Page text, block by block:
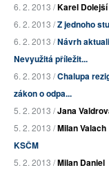
6. 2. 2013 /Karel Dolejší
6. 2. 2013 /Z jednoho
6. 2. 2013 /Návrh
Nevyužitá příležit...
6. 2. 2013 /Chalupa
zákon o odpa...
5. 2. 2013 /Jana
5. 2. 2013 /Milan Valach
KSČM
5. 2. 2013 /Milan Daniel